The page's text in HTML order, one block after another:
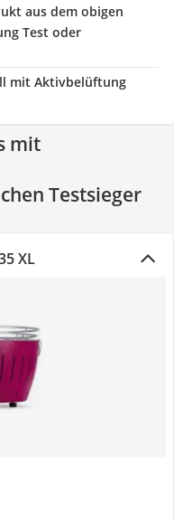
aus dem obigen
Test oder
mit Aktivbelüftung
mit
Testsieger
XL